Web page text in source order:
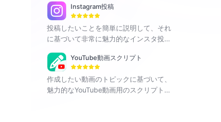
Instagram投稿
投稿したいことを簡単に説明して、それ
に基づいて非常に魅力的なインスタ投稿
YouTube動画スクリプト
作成したい動画のトピックに基づいて、
魅力的なYouTube動画用のスクリプトを